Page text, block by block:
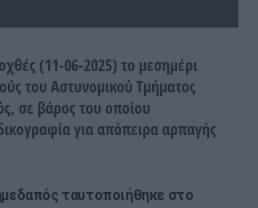
(11-06-2025) το μεσημέρι
του Αστυνομικού Τμήματος
σε βάρος του οποίου
για απόπειρα αρπαγής
ταυτοποιήθηκε στο